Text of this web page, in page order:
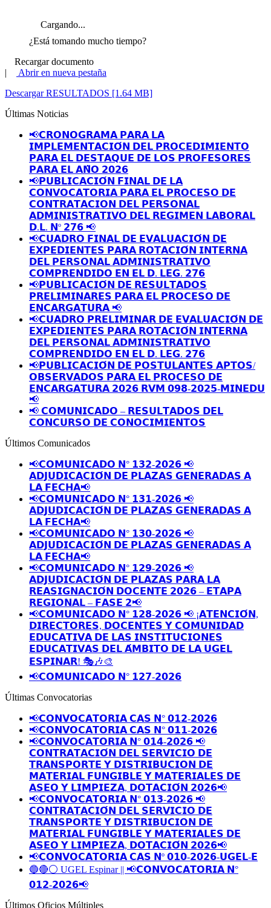
Cargando...
¿Está tomando mucho tiempo?
Recargar documento
|
Abrir en nueva pestaña
Descargar RESULTADOS [1.64 MB]
Últimas Noticias
📢𝗖𝗥𝗢𝗡𝗢𝗚𝗥𝗔𝗠𝗔 𝗣𝗔𝗥𝗔 𝗟𝗔
𝗜𝗠𝗣𝗟𝗘𝗠𝗘𝗡𝗧𝗔𝗖𝗜𝗢́𝗡 𝗗𝗘𝗟 𝗣𝗥𝗢𝗖𝗘𝗗𝗜𝗠𝗜𝗘𝗡𝗧𝗢
𝗣𝗔𝗥𝗔 𝗘𝗟 𝗗𝗘𝗦𝗧𝗔𝗤𝗨𝗘 𝗗𝗘 𝗟𝗢𝗦 𝗣𝗥𝗢𝗙𝗘𝗦𝗢𝗥𝗘𝗦
𝗣𝗔𝗥𝗔 𝗘𝗟 𝗔𝗡̃𝗢 𝟮𝟬𝟮𝟲
📢𝗣𝗨𝗕𝗟𝗜𝗖𝗔𝗖𝗜𝗢́𝗡 𝗙𝗜𝗡𝗔𝗟 𝗗𝗘 𝗟𝗔
𝗖𝗢𝗡𝗩𝗢𝗖𝗔𝗧𝗢𝗥𝗜𝗔 𝗣𝗔𝗥𝗔 𝗘𝗟 𝗣𝗥𝗢𝗖𝗘𝗦𝗢 𝗗𝗘
𝗖𝗢𝗡𝗧𝗥𝗔𝗧𝗔𝗖𝗜𝗢𝗡 𝗗𝗘𝗟 𝗣𝗘𝗥𝗦𝗢𝗡𝗔𝗟
𝗔𝗗𝗠𝗜𝗡𝗜𝗦𝗧𝗥𝗔𝗧𝗜𝗩𝗢 𝗗𝗘𝗟 𝗥𝗘𝗚𝗜𝗠𝗘𝗡 𝗟𝗔𝗕𝗢𝗥𝗔𝗟
𝗗.𝗟. 𝗡º 𝟮𝟳𝟲 📢
📢𝗖𝗨𝗔𝗗𝗥𝗢 𝗙𝗜𝗡𝗔𝗟 𝗗𝗘 𝗘𝗩𝗔𝗟𝗨𝗔𝗖𝗜𝗢́𝗡 𝗗𝗘
𝗘𝗫𝗣𝗘𝗗𝗜𝗘𝗡𝗧𝗘𝗦 𝗣𝗔𝗥𝗔 𝗥𝗢𝗧𝗔𝗖𝗜𝗢́𝗡 𝗜𝗡𝗧𝗘𝗥𝗡𝗔
𝗗𝗘𝗟 𝗣𝗘𝗥𝗦𝗢𝗡𝗔𝗟 𝗔𝗗𝗠𝗜𝗡𝗜𝗦𝗧𝗥𝗔𝗧𝗜𝗩𝗢
𝗖𝗢𝗠𝗣𝗥𝗘𝗡𝗗𝗜𝗗𝗢 𝗘𝗡 𝗘𝗟 𝗗. 𝗟𝗘𝗚. 𝟮𝟳𝟲
📢𝗣𝗨𝗕𝗟𝗜𝗖𝗔𝗖𝗜𝗢́𝗡 𝗗𝗘 𝗥𝗘𝗦𝗨𝗟𝗧𝗔𝗗𝗢𝗦
𝗣𝗥𝗘𝗟𝗜𝗠𝗜𝗡𝗔𝗥𝗘𝗦 𝗣𝗔𝗥𝗔 𝗘𝗟 𝗣𝗥𝗢𝗖𝗘𝗦𝗢 𝗗𝗘
𝗘𝗡𝗖𝗔𝗥𝗚𝗔𝗧𝗨𝗥𝗔 📢
📢𝗖𝗨𝗔𝗗𝗥𝗢 𝗣𝗥𝗘𝗟𝗜𝗠𝗜𝗡𝗔𝗥 𝗗𝗘 𝗘𝗩𝗔𝗟𝗨𝗔𝗖𝗜𝗢́𝗡 𝗗𝗘
𝗘𝗫𝗣𝗘𝗗𝗜𝗘𝗡𝗧𝗘𝗦 𝗣𝗔𝗥𝗔 𝗥𝗢𝗧𝗔𝗖𝗜𝗢́𝗡 𝗜𝗡𝗧𝗘𝗥𝗡𝗔
𝗗𝗘𝗟 𝗣𝗘𝗥𝗦𝗢𝗡𝗔𝗟 𝗔𝗗𝗠𝗜𝗡𝗜𝗦𝗧𝗥𝗔𝗧𝗜𝗩𝗢
𝗖𝗢𝗠𝗣𝗥𝗘𝗡𝗗𝗜𝗗𝗢 𝗘𝗡 𝗘𝗟 𝗗. 𝗟𝗘𝗚. 𝟮𝟳𝟲
📢𝗣𝗨𝗕𝗟𝗜𝗖𝗔𝗖𝗜𝗢́𝗡 𝗗𝗘 𝗣𝗢𝗦𝗧𝗨𝗟𝗔𝗡𝗧𝗘𝗦 𝗔𝗣𝗧𝗢𝗦/
𝗢𝗕𝗦𝗘𝗥𝗩𝗔𝗗𝗢𝗦 𝗣𝗔𝗥𝗔 𝗘𝗟 𝗣𝗥𝗢𝗖𝗘𝗦𝗢 𝗗𝗘
𝗘𝗡𝗖𝗔𝗥𝗚𝗔𝗧𝗨𝗥𝗔 𝟮𝟬𝟮𝟲 𝗥𝗩𝗠 𝟬𝟵𝟴-𝟮𝟬𝟮𝟱-𝗠𝗜𝗡𝗘𝗗𝗨
📢
📢 𝗖𝗢𝗠𝗨𝗡𝗜𝗖𝗔𝗗𝗢 – 𝗥𝗘𝗦𝗨𝗟𝗧𝗔𝗗𝗢𝗦 𝗗𝗘𝗟
𝗖𝗢𝗡𝗖𝗨𝗥𝗦𝗢 𝗗𝗘 𝗖𝗢𝗡𝗢𝗖𝗜𝗠𝗜𝗘𝗡𝗧𝗢𝗦
Últimos Comunicados
📢𝗖𝗢𝗠𝗨𝗡𝗜𝗖𝗔𝗗𝗢 𝗡° 𝟭𝟯𝟮-𝟮𝟬𝟮𝟲 📢
𝗔𝗗𝗝𝗨𝗗𝗜𝗖𝗔𝗖𝗜𝗢́𝗡 𝗗𝗘 𝗣𝗟𝗔𝗭𝗔𝗦 𝗚𝗘𝗡𝗘𝗥𝗔𝗗𝗔𝗦 𝗔
𝗟𝗔 𝗙𝗘𝗖𝗛𝗔📢
📢𝗖𝗢𝗠𝗨𝗡𝗜𝗖𝗔𝗗𝗢 𝗡° 𝟭𝟯𝟭-𝟮𝟬𝟮𝟲 📢
𝗔𝗗𝗝𝗨𝗗𝗜𝗖𝗔𝗖𝗜𝗢́𝗡 𝗗𝗘 𝗣𝗟𝗔𝗭𝗔𝗦 𝗚𝗘𝗡𝗘𝗥𝗔𝗗𝗔𝗦 𝗔
𝗟𝗔 𝗙𝗘𝗖𝗛𝗔📢
📢𝗖𝗢𝗠𝗨𝗡𝗜𝗖𝗔𝗗𝗢 𝗡° 𝟭𝟯𝟬-𝟮𝟬𝟮𝟲 📢
𝗔𝗗𝗝𝗨𝗗𝗜𝗖𝗔𝗖𝗜𝗢́𝗡 𝗗𝗘 𝗣𝗟𝗔𝗭𝗔𝗦 𝗚𝗘𝗡𝗘𝗥𝗔𝗗𝗔𝗦 𝗔
𝗟𝗔 𝗙𝗘𝗖𝗛𝗔📢
📢𝗖𝗢𝗠𝗨𝗡𝗜𝗖𝗔𝗗𝗢 𝗡° 𝟭𝟮𝟵-𝟮𝟬𝟮𝟲 📢
𝗔𝗗𝗝𝗨𝗗𝗜𝗖𝗔𝗖𝗜𝗢́𝗡 𝗗𝗘 𝗣𝗟𝗔𝗭𝗔𝗦 𝗣𝗔𝗥𝗔 𝗟𝗔
𝗥𝗘𝗔𝗦𝗜𝗚𝗡𝗔𝗖𝗜𝗢́𝗡 𝗗𝗢𝗖𝗘𝗡𝗧𝗘 𝟮𝟬𝟮𝟲 – 𝗘𝗧𝗔𝗣𝗔
𝗥𝗘𝗚𝗜𝗢𝗡𝗔𝗟 – 𝗙𝗔𝗦𝗘 𝟮📢
📢𝗖𝗢𝗠𝗨𝗡𝗜𝗖𝗔𝗗𝗢 𝗡° 𝟭𝟮𝟴-𝟮𝟬𝟮𝟲 📢 ¡𝗔𝗧𝗘𝗡𝗖𝗜𝗢́𝗡,
𝗗𝗜𝗥𝗘𝗖𝗧𝗢𝗥𝗘𝗦, 𝗗𝗢𝗖𝗘𝗡𝗧𝗘𝗦 𝗬 𝗖𝗢𝗠𝗨𝗡𝗜𝗗𝗔𝗗
𝗘𝗗𝗨𝗖𝗔𝗧𝗜𝗩𝗔 𝗗𝗘 𝗟𝗔𝗦 𝗜𝗡𝗦𝗧𝗜𝗧𝗨𝗖𝗜𝗢𝗡𝗘𝗦
𝗘𝗗𝗨𝗖𝗔𝗧𝗜𝗩𝗔𝗦 𝗗𝗘𝗟 𝗔́𝗠𝗕𝗜𝗧𝗢 𝗗𝗘 𝗟𝗔 𝗨𝗚𝗘𝗟
𝗘𝗦𝗣𝗜𝗡𝗔𝗥! 🎭🎶🎨
📢𝗖𝗢𝗠𝗨𝗡𝗜𝗖𝗔𝗗𝗢 𝗡° 𝟭𝟮𝟳-𝟮𝟬𝟮𝟲
Últimas Convocatorias
📢𝗖𝗢𝗡𝗩𝗢𝗖𝗔𝗧𝗢𝗥𝗜𝗔 𝗖𝗔𝗦 𝗡° 𝟬𝟭𝟮-𝟮𝟬𝟮𝟲
📢𝗖𝗢𝗡𝗩𝗢𝗖𝗔𝗧𝗢𝗥𝗜𝗔 𝗖𝗔𝗦 𝗡° 𝟬𝟭𝟭-𝟮𝟬𝟮𝟲
📢𝗖𝗢𝗡𝗩𝗢𝗖𝗔𝗧𝗢𝗥𝗜𝗔 𝗡° 𝟬𝟭𝟰-𝟮𝟬𝟮𝟲 📢
𝗖𝗢𝗡𝗧𝗥𝗔𝗧𝗔𝗖𝗜𝗢́𝗡 𝗗𝗘𝗟 𝗦𝗘𝗥𝗩𝗜𝗖𝗜𝗢 𝗗𝗘
𝗧𝗥𝗔𝗡𝗦𝗣𝗢𝗥𝗧𝗘 𝗬 𝗗𝗜𝗦𝗧𝗥𝗜𝗕𝗨𝗖𝗜𝗢𝗡 𝗗𝗘
𝗠𝗔𝗧𝗘𝗥𝗜𝗔𝗟 𝗙𝗨𝗡𝗚𝗜𝗕𝗟𝗘 𝗬 𝗠𝗔𝗧𝗘𝗥𝗜𝗔𝗟𝗘𝗦 𝗗𝗘
𝗔𝗦𝗘𝗢 𝗬 𝗟𝗜𝗠𝗣𝗜𝗘𝗭𝗔, 𝗗𝗢𝗧𝗔𝗖𝗜𝗢́𝗡 𝟮𝟬𝟮𝟲📢
📢𝗖𝗢𝗡𝗩𝗢𝗖𝗔𝗧𝗢𝗥𝗜𝗔 𝗡° 𝟬𝟭𝟯-𝟮𝟬𝟮𝟲 📢
𝗖𝗢𝗡𝗧𝗥𝗔𝗧𝗔𝗖𝗜𝗢́𝗡 𝗗𝗘𝗟 𝗦𝗘𝗥𝗩𝗜𝗖𝗜𝗢 𝗗𝗘
𝗧𝗥𝗔𝗡𝗦𝗣𝗢𝗥𝗧𝗘 𝗬 𝗗𝗜𝗦𝗧𝗥𝗜𝗕𝗨𝗖𝗜𝗢𝗡 𝗗𝗘
𝗠𝗔𝗧𝗘𝗥𝗜𝗔𝗟 𝗙𝗨𝗡𝗚𝗜𝗕𝗟𝗘 𝗬 𝗠𝗔𝗧𝗘𝗥𝗜𝗔𝗟𝗘𝗦 𝗗𝗘
𝗔𝗦𝗘𝗢 𝗬 𝗟𝗜𝗠𝗣𝗜𝗘𝗭𝗔, 𝗗𝗢𝗧𝗔𝗖𝗜𝗢́𝗡 𝟮𝟬𝟮𝟲📢
📢𝗖𝗢𝗡𝗩𝗢𝗖𝗔𝗧𝗢𝗥𝗜𝗔 𝗖𝗔𝗦 𝗡º 𝟬𝟭𝟬-𝟮𝟬𝟮𝟲-𝗨𝗚𝗘𝗟-𝗘
🔵🔴⚪️ UGEL Espinar || 📢𝗖𝗢𝗡𝗩𝗢𝗖𝗔𝗧𝗢𝗥𝗜𝗔 𝗡°
𝟬𝟭𝟮-𝟮𝟬𝟮𝟲📢
Últimos Oficios Múltiples